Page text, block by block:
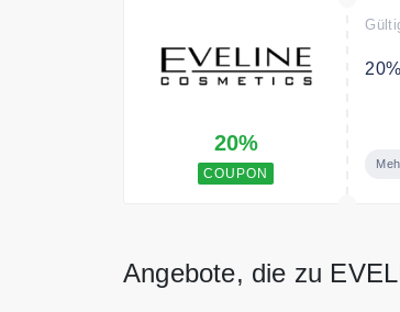
20%
COUPON
Angebote, die zu